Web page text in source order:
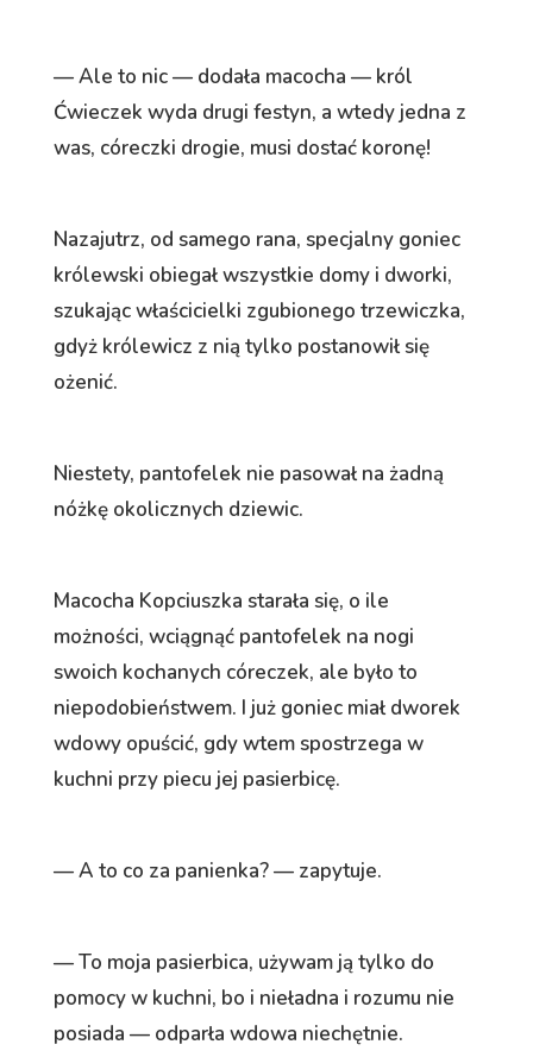
— Ale to nic — dodała macocha — król
Ćwieczek wyda drugi festyn, a wtedy jedna z
was, córeczki drogie, musi dostać koronę!
Nazajutrz, od samego rana, specjalny goniec
królewski obiegał wszystkie domy i dworki,
szukając właścicielki zgubionego trzewiczka,
gdyż królewicz z nią tylko postanowił się
ożenić.
Niestety, pantofelek nie pasował na żadną
nóżkę okolicznych dziewic.
Macocha Kopciuszka starała się, o ile
możności, wciągnąć pantofelek na nogi
swoich kochanych córeczek, ale było to
niepodobieństwem. I już goniec miał dworek
wdowy opuścić, gdy wtem spostrzega w
kuchni przy piecu jej pasierbicę.
— A to co za panienka? — zapytuje.
— To moja pasierbica, używam ją tylko do
pomocy w kuchni, bo i nieładna i rozumu nie
posiada — odparła wdowa niechętnie.